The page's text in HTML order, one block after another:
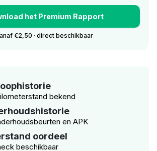
het Premium Rapport
€2,50 · direct beschikbaar
bekend
en APK
oordeel
beschikbaar